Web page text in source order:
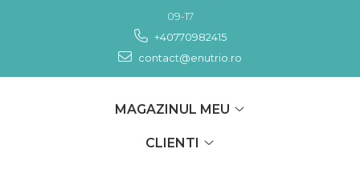
09-17
+40770982415
contact@enutrio.ro
MAGAZINUL MEU
CLIENTI